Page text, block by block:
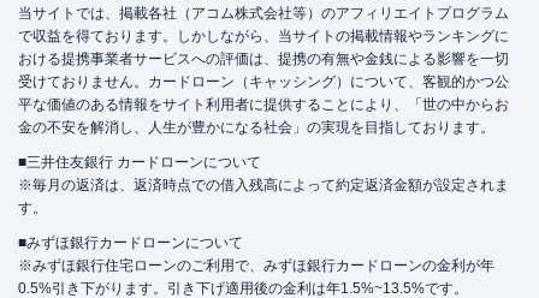
当サイトでは、掲載各社（アコム株式会社等）のアフィリエイトプログラム
で収益を得ております。しかしながら、当サイトの掲載情報やランキングに
おける提携事業者サービスへの評価は、提携の有無や金銭による影響を一切
受けておりません。カードローン（キャッシング）について、客観的かつ公
平な価値のある情報をサイト利用者に提供することにより、「世の中からお
金の不安を解消し、人生が豊かになる社会」の実現を目指しております。
■三井住友銀行 カードローンについて
※毎月の返済は、返済時点での借入残高によって約定返済金額が設定されま
す。
■みずほ銀行カードローンについて
※みずほ銀行住宅ローンのご利用で、みずほ銀行カードローンの金利が年
0.5%引き下がります。引き下げ適用後の金利は年1.5%~13.5%です。